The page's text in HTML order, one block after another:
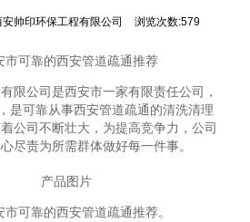
安帅印环保工程有限公司 浏览次数:579
市可靠的西安管道疏通推荐
限公司是西安市一家有限责任公司，
是可靠从事西安管道疏通的清洗清理
公司不断壮大，为提高竞争力，公司
尽责为所需群体做好每一件事。
可靠的西安管道疏通推荐。